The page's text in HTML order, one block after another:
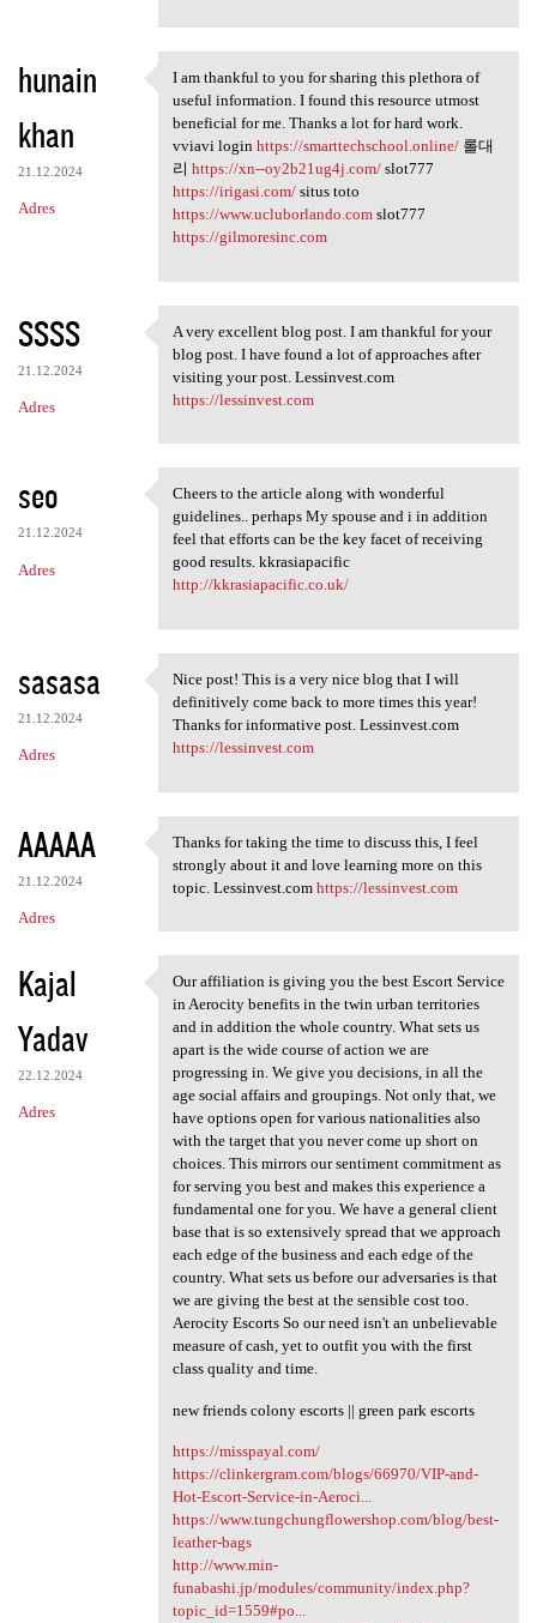
hunain
khan
21.12.2024
Adres
I am thankful to you for
I am thankful to you for sharing this plethora of
useful information. I found this resource utmost
beneficial for me. Thanks a lot for hard work.
vviavi login https://smarttechschool.online/롤대
리 https://xn--oy2b21ug4j.com/slot777
https://irigasi.com/situs toto
https://www.ucluborlando.comslot777
https://gilmoresinc.com
SSSS
21.12.2024
Adres
A very excellent blog post. I
A very excellent blog post. I am thankful for your
blog post. I have found a lot of approaches after
visiting your post. Lessinvest.com
https://lessinvest.com
seo
21.12.2024
Adres
Cheers to the article along
Cheers to the article along with wonderful
guidelines.. perhaps My spouse and i in addition
feel that efforts can be the key facet of receiving
good results. kkrasiapacific
http://kkrasiapacific.co.uk/
sasasa
21.12.2024
Adres
Nice post! This is a very
Nice post! This is a very nice blog that I will
definitively come back to more times this year!
Thanks for informative post. Lessinvest.com
https://lessinvest.com
AAAAA
21.12.2024
Adres
Thanks for taking the time to
Thanks for taking the time to discuss this, I feel
strongly about it and love learning more on this
topic. Lessinvest.com https://lessinvest.com
Kajal
Yadav
22.12.2024
Adres
Our affiliation is giving you
Our affiliation is giving you the best Escort Service
in Aerocity benefits in the twin urban territories
and in addition the whole country. What sets us
apart is the wide course of action we are
progressing in. We give you decisions, in all the
age social affairs and groupings. Not only that, we
have options open for various nationalities also
with the target that you never come up short on
choices. This mirrors our sentiment commitment as
for serving you best and makes this experience a
fundamental one for you. We have a general client
base that is so extensively spread that we approach
each edge of the business and each edge of the
country. What sets us before our adversaries is that
we are giving the best at the sensible cost too.
Aerocity Escorts So our need isn't an unbelievable
measure of cash, yet to outfit you with the first
class quality and time.
new friends colony escorts || green park escorts
https://misspayal.com/
https://clinkergram.com/blogs/66970/VIP-and-
Hot-Escort-Service-in-Aeroci...
https://www.tungchungflowershop.com/blog/best-
leather-bags
http://www.min-
funabashi.jp/modules/community/index.php?
topic_id=1559#po...